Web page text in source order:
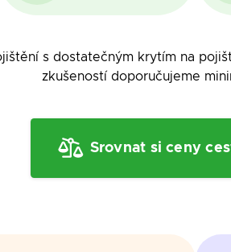
s dostatečným krytím na
zkušeností doporučujeme
Srovnat si ceny